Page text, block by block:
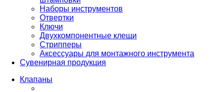
Наборы инструментов
Отвертки
Ключи
Двухкомпонентные клещи
Стрипперы
Аксессуары для монтажного инструмента
Сувенирная продукция
Клапаны